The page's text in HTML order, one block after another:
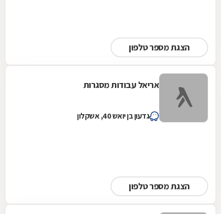
הצגת מספר טלפון
אריאל עבודות מסגרות
גדעון בן יואש 40, אשקלון
הצגת מספר טלפון